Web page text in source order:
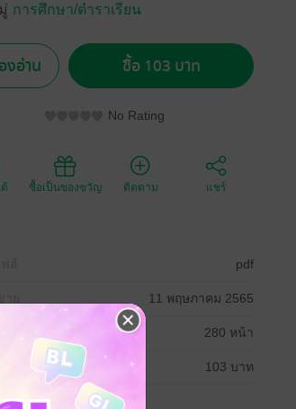
การศึกษา/ตำราเรียน
งอ่าน ซื้อ 103 บาท
No Rating
ซื้อเป็นของขวัญ ติดตาม แชร์
pdf
11 พฤษภาคม 2565
280 หน้า
103 บาท